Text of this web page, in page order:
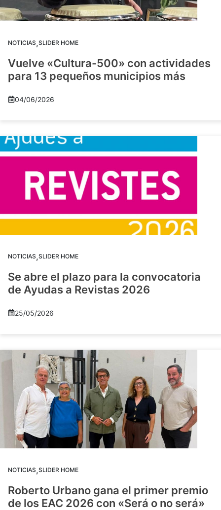
NOTICIAS,SLIDER HOME
Vuelve «Cultura-500» con actividades
para 13 pequeños municipios más
04/06/2026
NOTICIAS,SLIDER HOME
Se abre el plazo para la convocatoria
de Ayudas a Revistas 2026
25/05/2026
NOTICIAS,SLIDER HOME
Roberto Urbano gana el primer premio
de los EAC 2026 con «Será o no será»